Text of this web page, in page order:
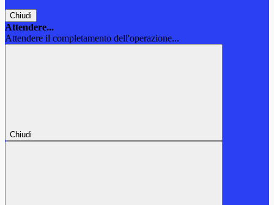
Chiudi
Attendere...
Attendere il completamento dell'operazione...
Chiudi